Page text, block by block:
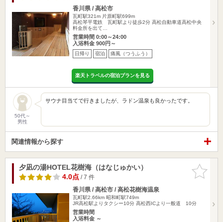
香川県 / 高松市
瓦町駅321m 片原町駅699m
高松琴平電鉄 瓦町駅より徒歩2分 高松自動車道高松中央
料金所を出て…
営業時間 0:00～24:00
入浴料金 900円～
日帰り 宿泊 痛風（つうふう）
楽天トラベルの宿泊プランを見る
50代～
男性
サウナ目当てで行きましたが、ラドン温泉も良かったです。
関連情報から探す
お気に入
りに追加
夕凪の湯HOTEL花樹海（はなじゅかい）
4.0点/ 7 件
香川県 / 高松市 / 高松花樹海温泉
瓦町駅2.66km 昭和町駅749m
JR高松駅よりタクシー10分 高松西ICより一般道 10分
営業時間
入浴料金 ～